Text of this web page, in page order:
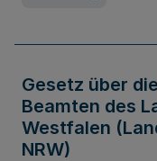
Gesetz über
Beamten des
Westfalen
NRW)